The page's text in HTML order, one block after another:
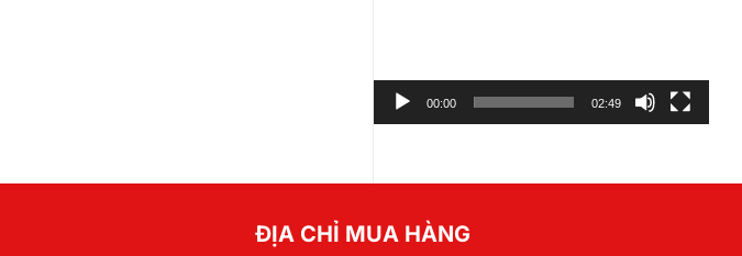
00:00 02:49
ĐỊA CHỈ MUA HÀNG